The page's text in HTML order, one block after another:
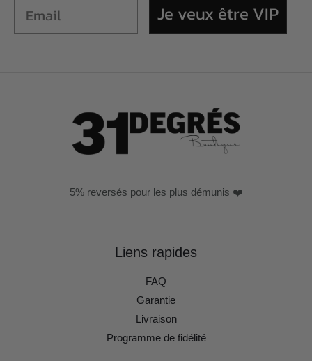
Je veux être VIP
5% reversés pour les plus démunis ❤️
Liens rapides
FAQ
Garantie
Livraison
Programme de fidélité